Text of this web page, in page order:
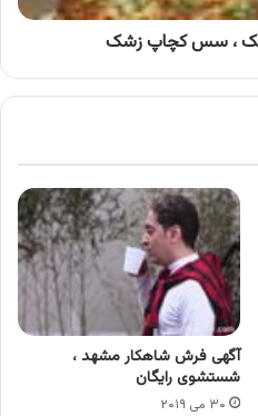
، سس کچاپ زشک
آگهی فرش شاهکار مشهد ،
شستشوی رایگان
۳۰ می ۲۰۱۹